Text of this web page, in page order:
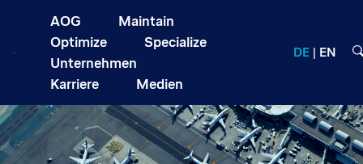
AOG
Maintain
Optimize
Specialize
Unternehmen
Karriere
Medien
DE EN